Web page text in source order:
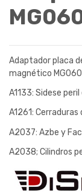
Adaptador placa
magnético MG060
A1133: Sidese
A1261: Cerraduras
A2037: Azbe y Fac
A2038; Cilindros